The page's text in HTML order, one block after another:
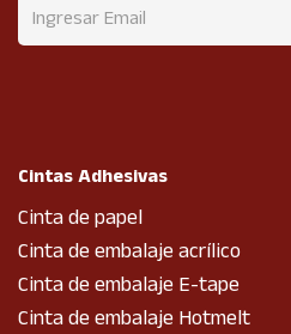
Cintas Adhesivas
Cinta de papel
Cinta de embalaje acrílico
Cinta de embalaje E-tape
Cinta de embalaje Hotmelt